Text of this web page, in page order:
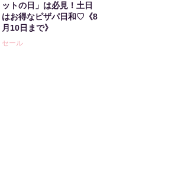
ットの日」は必見！土日
はお得なピザパ日和♡《8
月10日まで》
セール